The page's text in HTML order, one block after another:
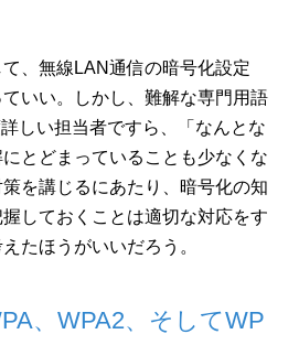
、無線LAN通信の暗号化設定
いい。しかし、難解な専門用語
しい担当者ですら、「なんとな
とどまっていることも少なくな
を講じるにあたり、暗号化の知
しておくことは適切な対応をす
たほうがいいだろう。
、WPA2、そしてWP